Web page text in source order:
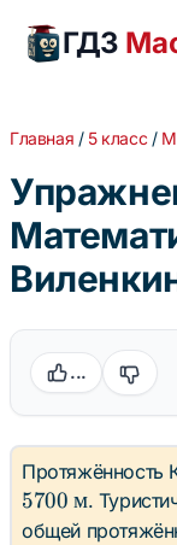
ГДЗ
Главная / 5 класс /
...
Протяжённость
5700 м.
общей